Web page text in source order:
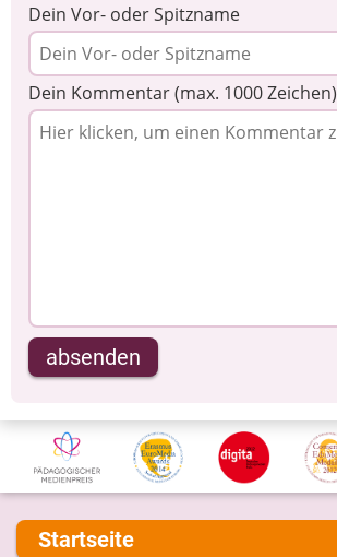
Dein Vor- oder Spitzname
Dein Kommentar (max. 1000 Zeichen)
absenden
Startseite